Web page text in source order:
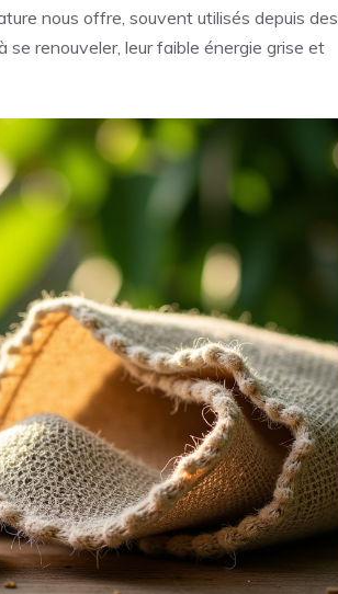
nous offre, souvent utilisés depuis des
renouveler, leur faible énergie grise et